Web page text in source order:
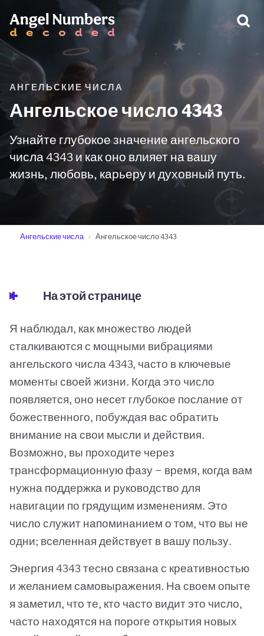
АНГЕЛЬСКИЕ ЧИСЛА
Ангельское число 4343
Узнайте глубокое значение ангельского
числа 4343 и как оно влияет на вашу
жизнь, любовь, карьеру и духовный путь.
Ангельские числа Ангельское число 4343
На этой странице
Я наблюдал, как множество людей
сталкиваются с мощными вибрациями
ангельского числа 4343, часто в ключевые
моменты своей жизни. Когда это число
появляется, оно несет глубокое послание от
божественного, побуждая вас обратить
внимание на свои мысли и действия.
Возможно, вы проходите через
трансформационную фазу — время, когда вам
нужна поддержка и руководство для
навигации по грядущим изменениям. Это
число служит напоминанием о том, что вы не
одни; вселенная действует в вашу пользу.
Энергия 4343 тесно связана с креативностью
и желанием самовыражения. На своем опыте
я заметил, что те, кто часто видит это число,
часто находятся на пороге открытия новых
ПРЕДУПРЕЖДЕНИЕ: